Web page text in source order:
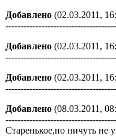
Добавлено (02.03.2011,
Добавлено (02.03.2011,
Добавлено (02.03.2011,
Добавлено (08.03.2011,
Старенькое,но ничуть не